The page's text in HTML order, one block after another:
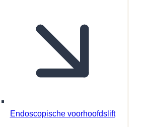
Endoscopische voorhoofdslift